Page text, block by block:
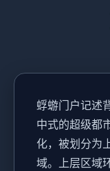
蜉蝣门户记述
中式的超级都
化，被划分为
域。上层区域